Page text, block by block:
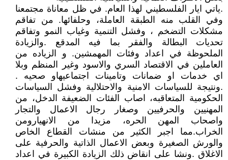
.ياتي ايار الفلسطيني لهذا العام. في ظل معاناة مجتمعنا
وفي القلب منه الطبقة العاملة، وحلفائها. من تفاقم
مشكلات التضخم ، وفشل التنمية وغياب النمو وتفاقم
تحديات البطالة والفقر بما فيه المدقع .والزيادة
الملحوظة في اعداد وفئات المهمشين. و الزياده من
العاملين في الاقتصاد السري والاسود وغير المنظم وبلا
اي خدمات او ضمانات وتامينات اجتماعيهاو صحيه .
.ونتيجة للسياسات الامنية والاحتلالية وفشل السياسات
الحكومية المتعاقبه، اصاب الفئات الضعيفة الدخل، من
المهنيين والحرفيين وصغار رجال الاعمال والتجار
واصحاب المهن الحره، مزيدا من الانهيارومن
الخراب.مما اجبر الكثير من منشات القطاع الخاص
والورش الصغيرة وبعض الاعمال الذاتية والحرفية على
الاغلاق .ونشا على انقاض ذلك الزيادة الكبيرة في اعداد